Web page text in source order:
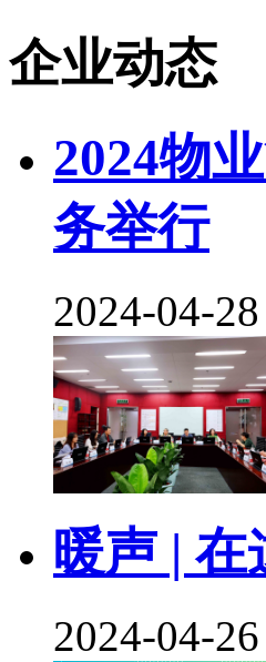
企业动态
2024物
务举行
2024-04-28
暖声 |
2024-04-26